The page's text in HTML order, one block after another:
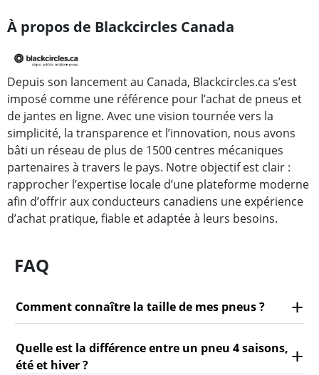
À propos de Blackcircles Canada
Depuis son lancement au Canada, Blackcircles.ca s’est
imposé comme une référence pour l’achat de pneus et
de jantes en ligne. Avec une vision tournée vers la
simplicité, la transparence et l’innovation, nous avons
bâti un réseau de plus de 1500 centres mécaniques
partenaires à travers le pays. Notre objectif est clair :
rapprocher l’expertise locale d’une plateforme moderne
afin d’offrir aux conducteurs canadiens une expérience
d’achat pratique, fiable et adaptée à leurs besoins.
FAQ
Comment connaître la taille de mes pneus ?
Quelle est la différence entre un pneu 4 saisons,
été et hiver ?